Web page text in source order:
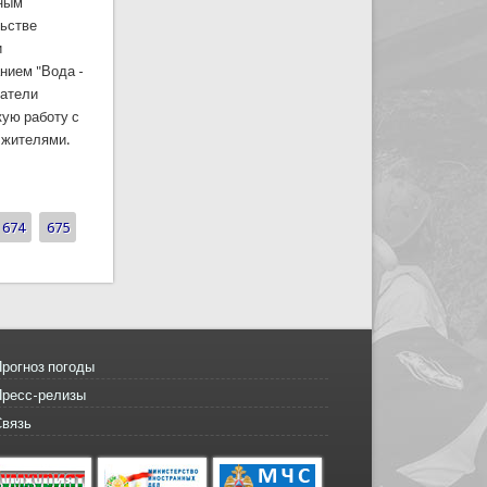
"Вода -
работу с
- «Вода - безопасная территория"
674
675
погоды
релизы